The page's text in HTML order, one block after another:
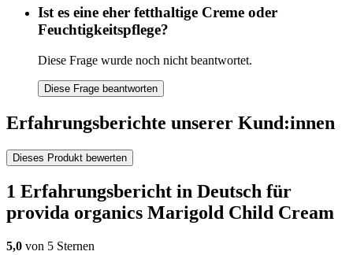
Ist es eine eher fetthaltige Creme oder
Feuchtigkeitspflege?
Diese Frage wurde noch nicht beantwortet.
Diese Frage beantworten
Erfahrungsberichte unserer Kund:innen
Dieses Produkt bewerten
1 Erfahrungsbericht in Deutsch für
provida organics Marigold Child Cream
5,0 von 5 Sternen